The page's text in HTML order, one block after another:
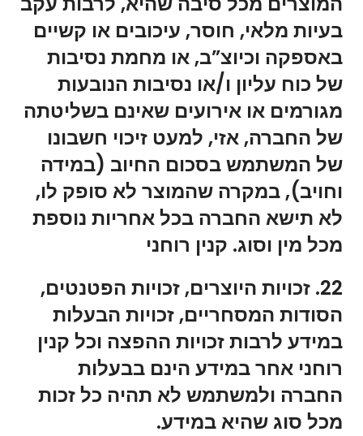
בעיות מלאי, חוסר, עיכובים או קשיים
באספקה וכיוצ”ב, או מחמת נסיבות
של כוח עליון ו/או נסיבות הנובעות
מגורמים או אירועים שאינם בשליטתה
של החברה, אזי, למעט זיכוי חשבונו
של המשתמש בסכום החיוב (במידה
וחויב), במקרה שהמוצר לא סופק לו,
לא תישא החברה בכל אחריות נוספת
מכל מין וסוג. קנין רוחני
22. זכויות היוצרים, זכויות הפטנטים,
הסודות המסחריים, זכויות הבעלות
במידע לרבות זכויות ההפצה וכל קנין
רוחני אחר במידע הינם בבעלות
החברה ולמשתמש לא תהיה כל זכות
מכל סוג שהיא במידע.